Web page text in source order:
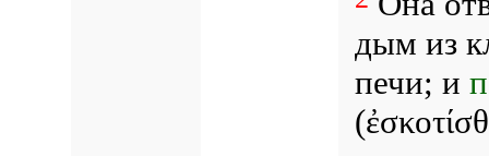
дым из
печи; и